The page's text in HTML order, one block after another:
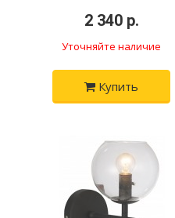
2 340 р.
Уточняйте наличие
Купить